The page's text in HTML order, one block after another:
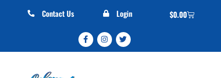
Contact Us Login $0.00